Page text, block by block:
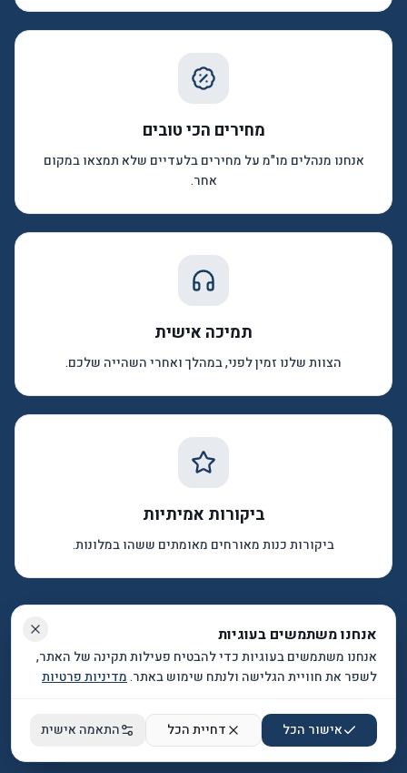
מחירים הכי טובים
אנחנו מנהלים מו"מ על מחירים בלעדיים שלא תמצאו במקום
אחר.
תמיכה אישית
הצוות שלנו זמין לפני, במהלך ואחרי השהייה שלכם.
ביקורות אמיתיות
ביקורות כנות מאורחים מאומתים ששהו במלונות.
ניגודיות גבוהה
הדגשת קישורים
אנחנו משתמשים בעוגיות
אנחנו משתמשים בעוגיות כדי להבטיח פעילות תקינה של האתר,
לשפר את חוויית הגלישה ולנתח שימוש באתר.מדיניות פרטיות
אישור הכל דחיית הכל התאמה אישית